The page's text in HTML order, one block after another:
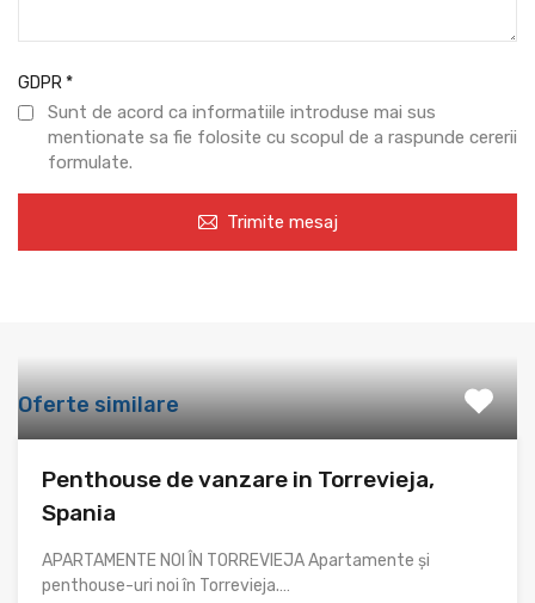
GDPR*
Sunt de acord ca informatiile introduse mai sus
mentionate sa fie folosite cu scopul de a raspunde cererii
formulate.
Trimite mesaj
Oferte similare
Penthouse de vanzare in Torrevieja,
Spania
APARTAMENTE NOI ÎN TORREVIEJA Apartamente și
penthouse-uri noi în Torrevieja.…